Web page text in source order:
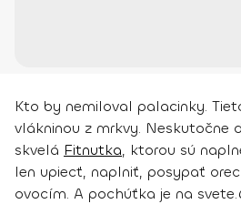
Kto by nemiloval palacinky.
vlákninou z mrkvy. Neskutočne
skvelá Fitnutka, ktorou sú
len upiecť, naplniť, posypať
ovocím. A pochúťka je na svete.